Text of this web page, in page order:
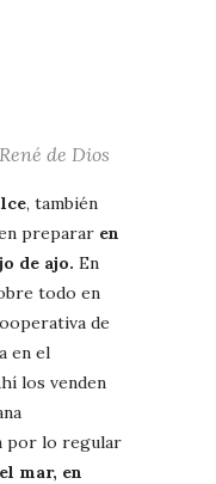
de Dios
, también
preparar en
de ajo. En
todo en
de
en el
los venden
por lo regular
mar, en